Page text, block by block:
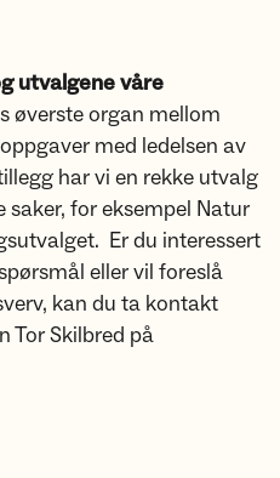
utvalgene våre
øverste organ mellom
med ledelsen av
har vi en rekke utvalg
for eksempel Natur
Er du interessert
eller vil foreslå
kan du ta kontakt
Tor Skilbred på